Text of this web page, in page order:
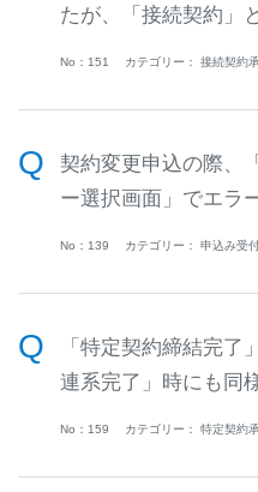
たが、「接続契約」
No：151 カテゴリー： 接続契約
契約変更申込の際、
ー選択画面」でエラ
No：139 カテゴリー： 申込み受
「特定契約締結完
連系完了」時にも同
No：159 カテゴリー： 特定契約